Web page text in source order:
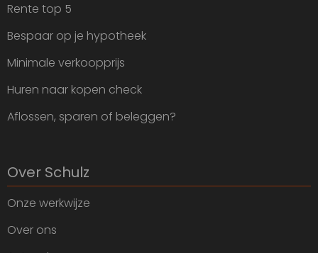
Rente top 5
Bespaar op je hypotheek
Minimale verkoopprijs
Huren naar kopen check
Aflossen, sparen of beleggen?
Over Schulz
Onze werkwijze
Over ons